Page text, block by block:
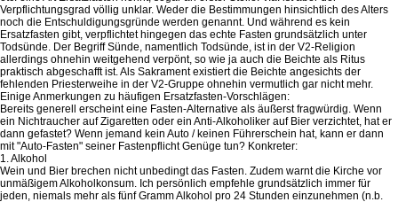
Verpflichtungsgrad völlig unklar. Weder die Bestimmungen hinsichtlich des Alters
noch die Entschuldigungsgründe werden genannt. Und während es kein
Ersatzfasten gibt, verpflichtet hingegen das echte Fasten grundsätzlich unter
Todsünde. Der Begriff Sünde, namentlich Todsünde, ist in der V2-Religion
allerdings ohnehin weitgehend verpönt, so wie ja auch die Beichte als Ritus
praktisch abgeschafft ist. Als Sakrament existiert die Beichte angesichts der
fehlenden Priesterweihe in der V2-Gruppe ohnehin vermutlich gar nicht mehr.
Einige Anmerkungen zu häufigen Ersatzfasten-Vorschlägen:
Bereits generell erscheint eine Fasten-Alternative als äußerst fragwürdig. Wenn
ein Nichtraucher auf Zigaretten oder ein Anti-Alkoholiker auf Bier verzichtet, hat er
dann gefastet? Wenn jemand kein Auto / keinen Führerschein hat, kann er dann
mit "Auto-Fasten" seiner Fastenpflicht Genüge tun? Konkreter:
1. Alkohol
Wein und Bier brechen nicht unbedingt das Fasten. Zudem warnt die Kirche vor
unmäßigem Alkoholkonsum. Ich persönlich empfehle grundsätzlich immer für
jeden, niemals mehr als fünf Gramm Alkohol pro 24 Stunden einzunehmen (n.b.